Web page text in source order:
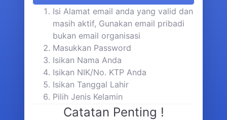
Isi Alamat email anda yang valid dan
masih aktif, Gunakan email pribadi
bukan email organisasi
Masukkan Password
Isikan Nama Anda
Isikan NIK/No. KTP Anda
Isikan Tanggal Lahir
Pilih Jenis Kelamin
Catatan Penting !